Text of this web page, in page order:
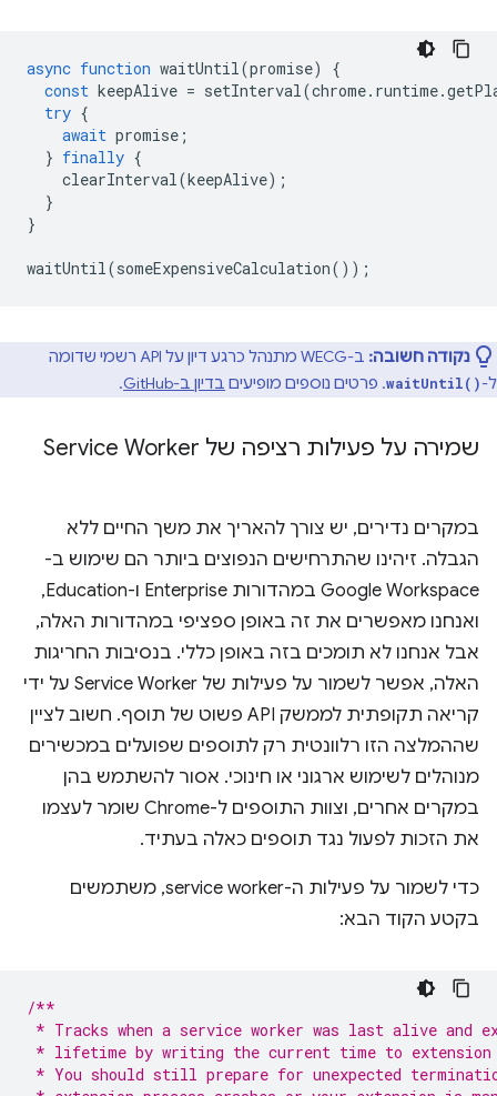
async function waitUntil(promise)
{
const keepAlive = setInterval(chrome. runtime.
try {
await promise ;
} finally {
clearInterval(keepAlive);
}
}
waitUntil(someExpensiveCalculation());
נקודה חשובה:
ב-WECG מתנהל כרגע דיון על API רשמי שדומה
ל-waitUntil(). פרטים נוספים מופיעים בדיון ב-GitHub .
שמירה על פעילות רציפה של Service Worker
במקרים נדירים, יש צורך להאריך את משך החיים ללא
הגבלה. זיהינו שהתרחישים הנפוצים ביותר הם שימוש ב-
Google Workspace במהדורות Enterprise ו-Education,
ואנחנו מאפשרים את זה באופן ספציפי במהדורות האלה,
אבל אנחנו לא תומכים בזה באופן כללי. בנסיבות החריגות
האלה, אפשר לשמור על פעילות של Service Worker על ידי
קריאה תקופתית לממשק API פשוט של תוסף. חשוב לציין
שההמלצה הזו רלוונטית רק לתוספים שפועלים במכשירים
מנוהלים לשימוש ארגוני או חינוכי. אסור להשתמש בהן
במקרים אחרים, וצוות התוספים ל-Chrome שומר לעצמו
את הזכות לפעול נגד תוספים כאלה בעתיד.
כדי לשמור על פעילות ה-service worker, משתמשים
בקטע הקוד הבא:
/**
* Tracks when a service worker was last alive and
* lifetime by writing the current time to extension
* You should still prepare for unexpected